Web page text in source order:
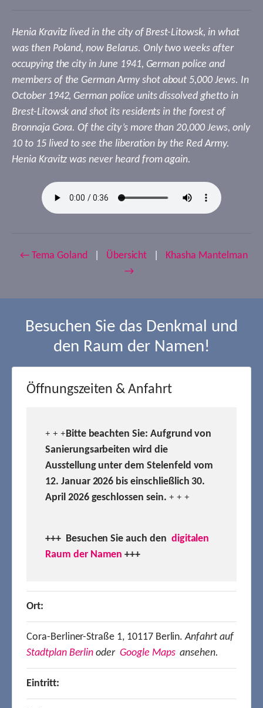
Henia Kravitz lived in the city of Brest-Litowsk, in what
was then Poland, now Belarus. Only two weeks after
occupying the city in June 1941, German police and
members of the German Army shot about 5,000 Jews. In
October 1942, German police units dissolved ghetto in
Brest-Litowsk and shot its residents in the forest of
Bronnaja Gora. Of the city’s more than 20,000 Jews, only
10 to 15 lived to see the liberation by the Red Army.
Henia Kravitz was never heard from again.
← Tema Goland Übersicht
Khasha Mantelman
→
Besuchen Sie das Denkmal und
den Raum der Namen!
Öffnungszeiten & Anfahrt
+ + +Bitte beachten Sie: Aufgrund von
Sanierungsarbeiten wird die
Ausstellung unter dem Stelenfeld vom
12. Januar 2026 bis einschließlich 30.
April 2026 geschlossen sein. + + +
+++ Besuchen Sie auch den digitalen
Raum der Namen +++
Ort:
Cora-Berliner-Straße 1, 10117 Berlin.Anfahrt auf
Stadtplan Berlin oder Google Mapsansehen.
Eintritt: